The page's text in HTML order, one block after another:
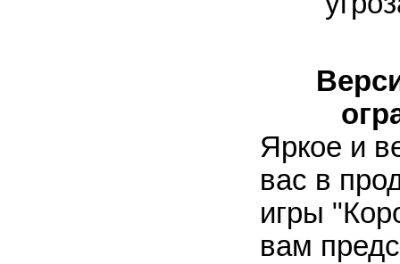
Яркое и
вас в
игры
вам